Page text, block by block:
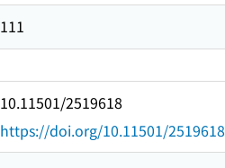
111
10.11501/2519618
https://doi.org/10.11501/2519618